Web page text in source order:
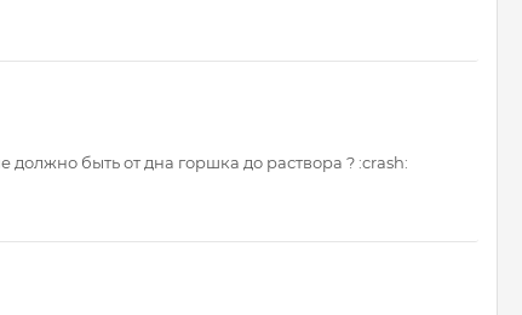
должно быть от дна горшка до раствора ? :crash: